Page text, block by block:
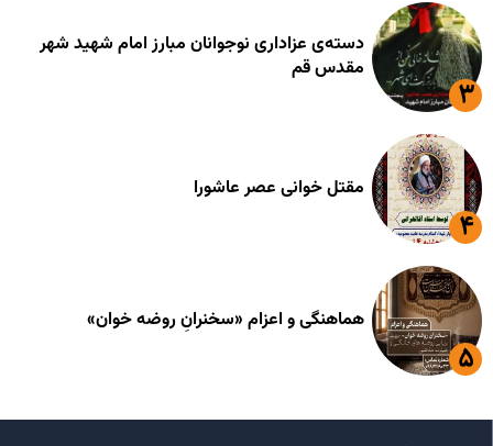
دسته‌ی عزاداری نوجوانان مبارز امام شهید شهر
مقدس قم
مقتل خوانی عصر عاشورا
هماهنگی و اعزام «سخنرانِ روضه خوان»